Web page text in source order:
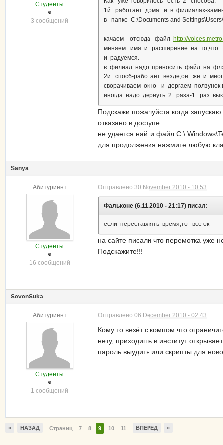
Студенты
3 сообщений
1й работает дома и в филиалах-
в папке C:\Documents and
качаем отсюда файл http://
меняем имя и расширение на то,что
и радуемся.
в филиал надо приносить файл на
2й спосб-работает везде,он же и
сворачиваем окно -и дергаем
иногда надо дернуть 2 раза-1 раз
Подскажи пожалуйста когда
отказано в доступе.
не удается найти файл C:\
для продолжения нажмите любую
Sanya
Абитуриент
Студенты
16 сообщений
Отправлено 30 November 2010 - 10:53
Фальконе (6.11.2010 - 21:17) писал:
если переставлять время,то все ок
на сайте писали что перемотка уже
Подскажите!!!
SevenSuka
Абитуриент
Студенты
1 сообщений
Отправлено 06 December 2010 - 02:43
Кому то везёт с компом что
нету, приходишь в институт
пароль выудить или скрипты для
« НАЗАД Страниц 7 8 9 10 11 ВПЕРЕД »